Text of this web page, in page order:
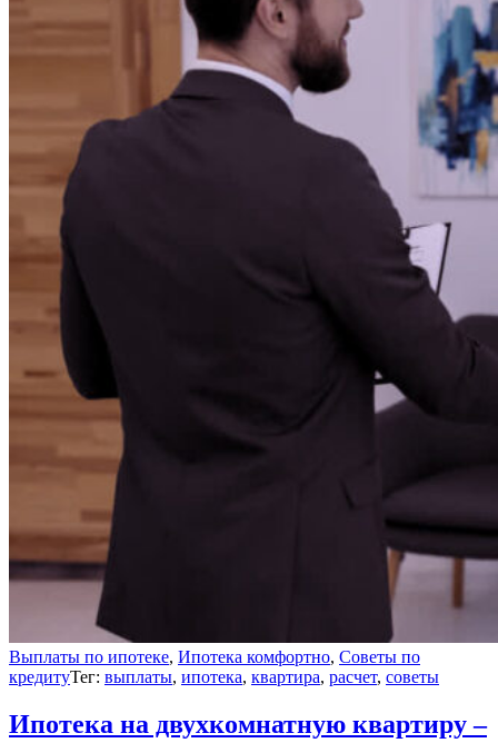
Выплаты по ипотеке, Ипотека комфортно, Советы по
кредитуТег: выплаты, ипотека, квартира, расчет, советы
Ипотека на двухкомнатную квартиру –